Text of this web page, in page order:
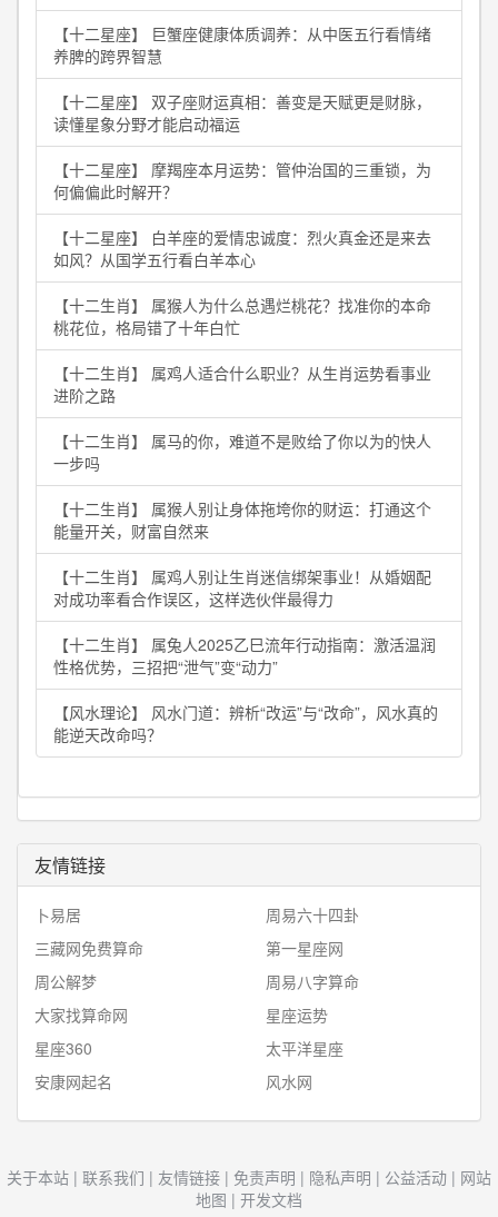
【十二星座】 巨蟹座健康体质调养：从中医五行看情绪
养脾的跨界智慧
【十二星座】 双子座财运真相：善变是天赋更是财脉，
读懂星象分野才能启动福运
【十二星座】 摩羯座本月运势：管仲治国的三重锁，为
何偏偏此时解开？
【十二星座】 白羊座的爱情忠诚度：烈火真金还是来去
如风？从国学五行看白羊本心
【十二生肖】 属猴人为什么总遇烂桃花？找准你的本命
桃花位，格局错了十年白忙
【十二生肖】 属鸡人适合什么职业？从生肖运势看事业
进阶之路
【十二生肖】 属马的你，难道不是败给了你以为的快人
一步吗
【十二生肖】 属猴人别让身体拖垮你的财运：打通这个
能量开关，财富自然来
【十二生肖】 属鸡人别让生肖迷信绑架事业！从婚姻配
对成功率看合作误区，这样选伙伴最得力
【十二生肖】 属兔人2025乙巳流年行动指南：激活温润
性格优势，三招把“泄气”变“动力”
【风水理论】 风水门道：辨析“改运”与“改命”，风水真的
能逆天改命吗？
友情链接
卜易居
周易六十四卦
三藏网免费算命
第一星座网
周公解梦
周易八字算命
大家找算命网
星座运势
星座360
太平洋星座
安康网起名
风水网
关于本站 | 联系我们 | 友情链接 | 免责声明 | 隐私声明 | 公益活动 | 网站
地图 | 开发文档